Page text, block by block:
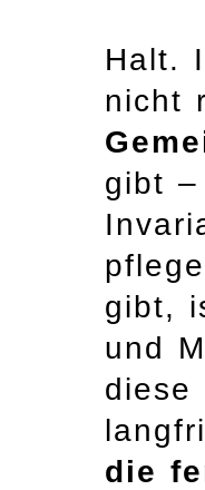
Halt.
nicht
gibt
gibt,
und
diese
die